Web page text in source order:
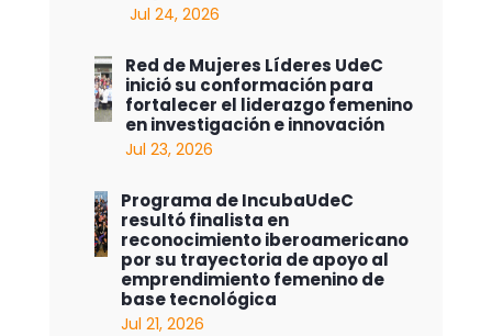
Jul 24, 2026
Red de Mujeres Líderes UdeC
inició su conformación para
fortalecer el liderazgo femenino
en investigación e innovación
Jul 23, 2026
Programa de IncubaUdeC
resultó finalista en
reconocimiento iberoamericano
por su trayectoria de apoyo al
emprendimiento femenino de
base tecnológica
Jul 21, 2026